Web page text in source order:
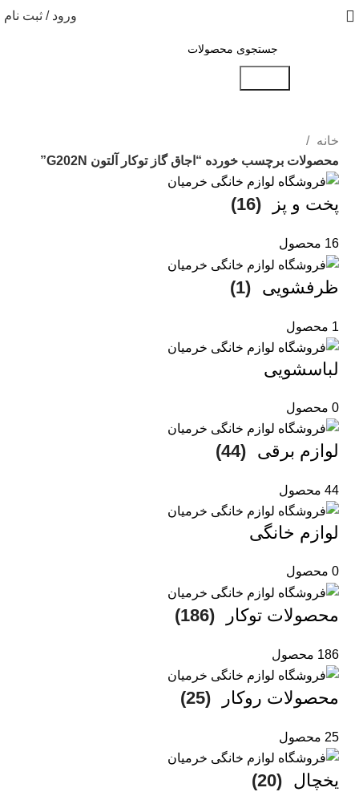
ورود / ثبت نام
خانه
محصولات برچسب خورده “اجاق گاز توکار آلتون G202N”
پخت و پز (16)
16 محصول
ظرفشویی (1)
1 محصول
لباسشویی
0 محصول
لوازم برقی (44)
44 محصول
لوازم خانگی
0 محصول
محصولات توکار (186)
186 محصول
محصولات روکار (25)
25 محصول
یخچال (20)